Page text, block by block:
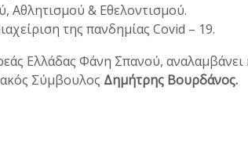
Αθλητισμού & Εθελοντισμού.
της πανδημίας Covid – 19.
Ελλάδας Φάνη Σπανού, αναλαμβάνει
Σύμβουλος Δημήτρης Βουρδάνος.